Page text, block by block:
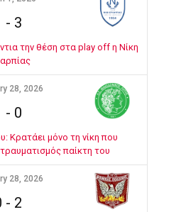
- 3
την θέση στα play off η Νίκη
28, 2026
- 0
Κρατάει μόνο τη νίκη που
παίκτη του
28, 2026
- 2